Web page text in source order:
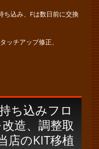
ち込み、Fは数日前に交換
ッチアップ修正、
ち込みフロ
造、調整取
店のKIT移植